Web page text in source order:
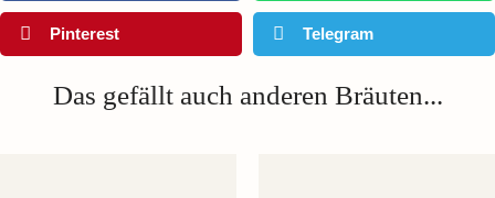
Pinterest Telegram
Das gefällt auch anderen Bräuten...